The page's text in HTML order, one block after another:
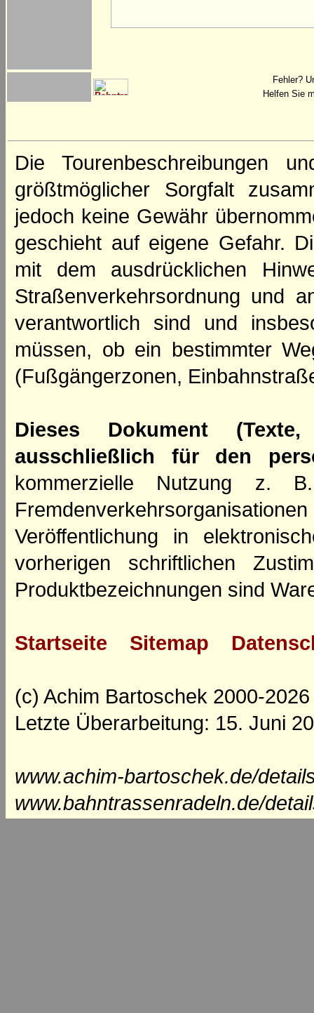
Fehler?
Helfen Sie
Die Tourenbeschreibungen
größtmöglicher Sorgfalt
jedoch keine Gewähr
geschieht auf eigene Gefahr.
mit dem ausdrücklichen
Straßenverkehrsordnung und
verantwortlich sind und
müssen, ob ein bestimmter
(Fußgängerzonen,
Dieses Dokument
ausschließlich für den
kommerzielle Nutzung z.
Veröffentlichung in
vorherigen schriftlichen
Produktbezeichnungen sind
Startseite Sitemap
(c) Achim Bartoschek 2000-2026
Letzte Überarbeitung: 15. Juni
www.achim-bartoschek.de/
www.bahntrassenradeln.de/